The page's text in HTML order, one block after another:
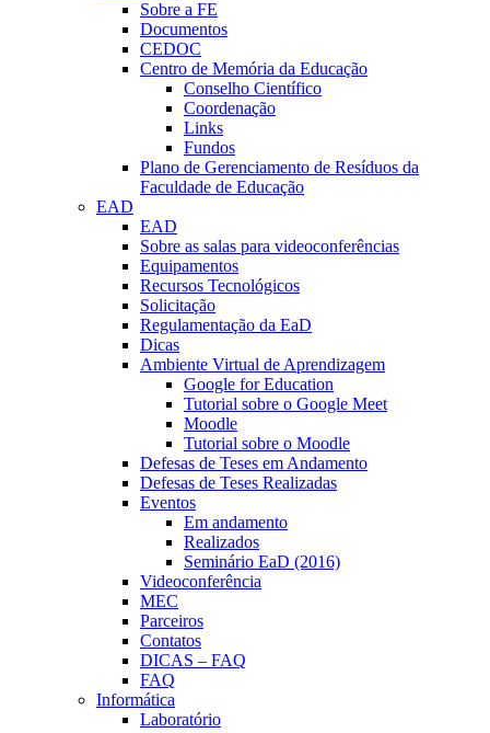
Sobre a FE
Documentos
CEDOC
Centro de Memória da Educação
Conselho Científico
Coordenação
Links
Fundos
Plano de Gerenciamento de Resíduos da
Faculdade de Educação
EAD
EAD
Sobre as salas para videoconferências
Equipamentos
Recursos Tecnológicos
Solicitação
Regulamentação da EaD
Dicas
Ambiente Virtual de Aprendizagem
Google for Education
Tutorial sobre o Google Meet
Moodle
Tutorial sobre o Moodle
Defesas de Teses em Andamento
Defesas de Teses Realizadas
Eventos
Em andamento
Realizados
Seminário EaD (2016)
Videoconferência
MEC
Parceiros
Contatos
DICAS – FAQ
FAQ
Informática
Laboratório